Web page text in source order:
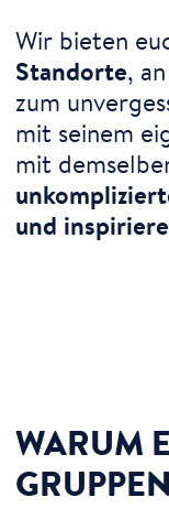
Wir bieten
Standorte,
zum
mit seinem
mit
und
WARUM